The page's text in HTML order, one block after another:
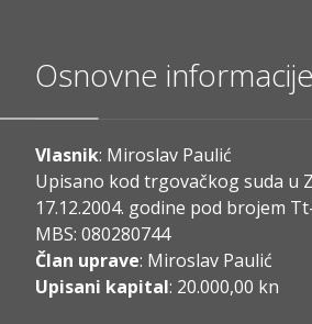
Osnovne informacije
Vlasnik: Miroslav Paulić
Upisano kod trgovačkog suda u
17.12.2004. godine pod brojem
MBS: 080280744
Član uprave: Miroslav Paulić
Upisani kapital: 20.000,00 kn